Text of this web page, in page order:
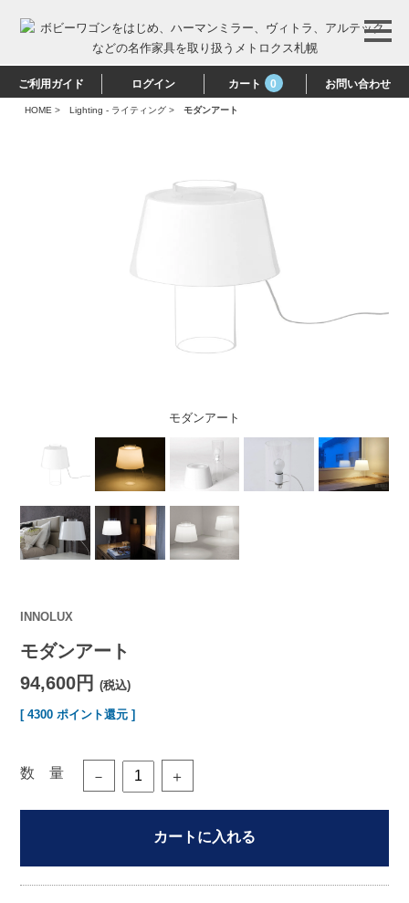
ご利用ガイド ログイン カート 0 お問い合わせ
HOME > Lighting - ライティング > モダンアート
モダンアート
INNOLUX
モダンアート
94,600円(税込)
[ 4300 ポイント還元 ]
数 量 － ＋
カートに入れる